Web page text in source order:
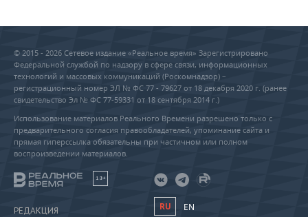
© 2015 - 2026 Сетевое издание «Реальное время» Зарегистрировано
Федеральной службой по надзору в сфере связи, информационных
технологий и массовых коммуникаций (Роскомнадзор) –
регистрационный номер ЭЛ № ФС 77 - 79627 от 18 декабря 2020 г. (ранее
свидетельство Эл № ФС 77-59331 от 18 сентября 2014 г.)
Использование материалов Реального Времени разрешено только с
предварительного согласия правообладателей, упоминание сайта и
прямая гиперссылка обязательны при частичном или полном
воспроизведении материалов.
18+
РЕДАКЦИЯ
RU EN